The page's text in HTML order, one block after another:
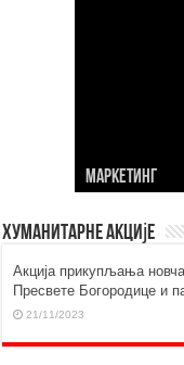
МАРKЕТИНГ
Хуманитарне акције
Aкција прикупљања
Пресвете Богородице и
21/11/2023